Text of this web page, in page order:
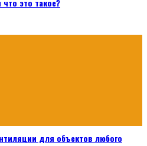
для объектов любого